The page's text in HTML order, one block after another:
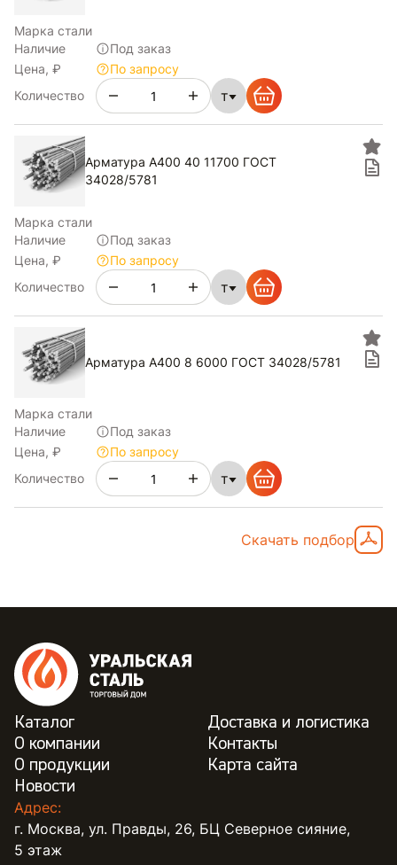
Марка стали
Наличие
Под заказ
Цена, ₽
По запросу
Количество
т
Арматура А400 40 11700 ГОСТ
34028/5781
Марка стали
Наличие
Под заказ
Цена, ₽
По запросу
Количество
т
Арматура А400 8 6000 ГОСТ 34028/5781
Марка стали
Наличие
Под заказ
Цена, ₽
По запросу
Количество
т
Скачать подбор
Каталог
О компании
О продукции
Новости
Доставка и логистика
Контакты
Карта сайта
Адрес:
г. Москва, ул. Правды, 26, БЦ Северное сияние,
5 этаж